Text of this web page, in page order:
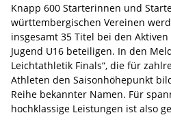
Knapp 600 Starterinnen und
württembergischen Vereinen
insgesamt 35 Titel bei den
Jugend U16 beteiligen. In den
Leichtathletik Finals“, die für
Athleten den Saisonhöhepunkt
Reihe bekannter Namen. Für
hochklassige Leistungen ist also